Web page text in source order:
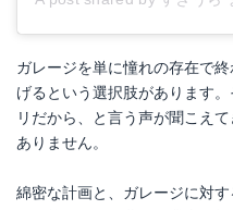
ガレージを単に憧れの存在で
げるという選択肢があります
リだから、と言う声が聞こえ
ありません。
綿密な計画と、ガレージに対